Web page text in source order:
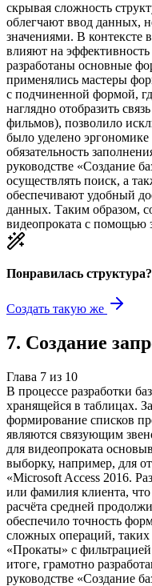
скрывая сложность
облегчают ввод данных,
значениями. В контексте
влияют на
разработаны основные
применялись мастеры
с подчиненной формой,
наглядно отобразить
фильмов), позволило
было уделено
обязательность
руководстве «Создание
осуществлять поиск, а
обеспечивают удобный
данных. Таким образом,
видеопроката с помощью
Понравилась структура?
Создать такую же
7. Создание
Глава 7 из 10
В процессе разработки
хранящейся в таблицах.
формирование списков
являются связующим
для видеопроката
выборку, например, для
«Microsoft Access 2016.
или фамилия клиента,
расчёта средней
обеспечило точность
сложных операций, таких
«Прокаты» с
итоге, грамотно
руководстве «Создание